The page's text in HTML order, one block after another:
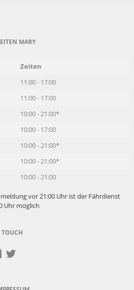
MARY
Zeiten
11:00 - 17:00
11:00 - 17:00
10:00 - 21:00*
10:00 - 17:00
10:00 - 21:00*
10:00 - 21:00*
10:00 - 21:00
vor 21:00 Uhr ist der Fährdienst
Uhr möglich